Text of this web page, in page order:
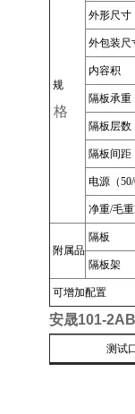
规
格
外形尺寸
外包装尺
内容积
隔板承重
隔板层数
隔板间距
电源（
净重/毛
附属品
隔板
隔板架
可增加配置
安晟101-
测试